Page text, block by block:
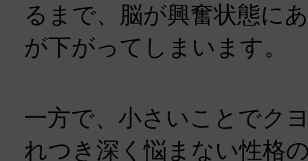
るまで、脳が興奮状態に
が下がってしまいます。
一方で、小さいことでク
れつき深く悩まない性格